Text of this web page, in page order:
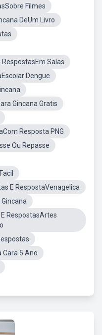
Filmes
DeUm Livro
RespostasEm Salas
Dengue
Gincana Gratis
Resposta PNG
Ou Repasse
E RespostaVenagelica
RespostasArtes
Cara 5 Ano